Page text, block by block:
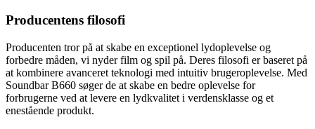
Producentens filosofi
Producenten tror på at skabe en exceptionel lydoplevelse og
forbedre måden, vi nyder film og spil på. Deres filosofi er baseret på
at kombinere avanceret teknologi med intuitiv brugeroplevelse. Med
Soundbar B660 søger de at skabe en bedre oplevelse for
forbrugerne ved at levere en lydkvalitet i verdensklasse og et
enestående produkt.